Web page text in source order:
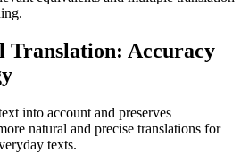
Translation: Accuracy
into account and preserves
natural and precise translations for
texts.